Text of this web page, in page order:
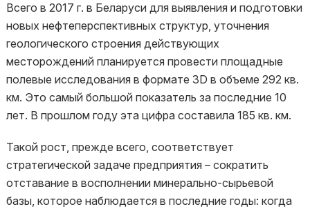
Всего в 2017 г. в Беларуси для выявления и подготовки
новых нефтеперспективных структур, уточнения
геологического строения действующих
месторождений планируется провести площадные
полевые исследования в формате 3D в объеме 292 кв.
км. Это самый большой показатель за последние 10
лет. В прошлом году эта цифра составила 185 кв. км.
Такой рост, прежде всего, соответствует
стратегической задаче предприятия – сократить
отставание в восполнении минерально-сырьевой
базы, которое наблюдается в последние годы: когда